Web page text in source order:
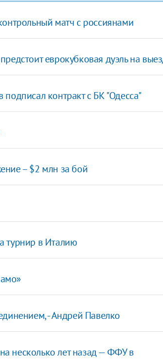
матч с россиянами
еврокубковая дуэль на
контракт с БК "Одесса"
– $2 млн за бой
турнир в Италию
- Андрей Павелко
несколько лет назад — ФФУ в